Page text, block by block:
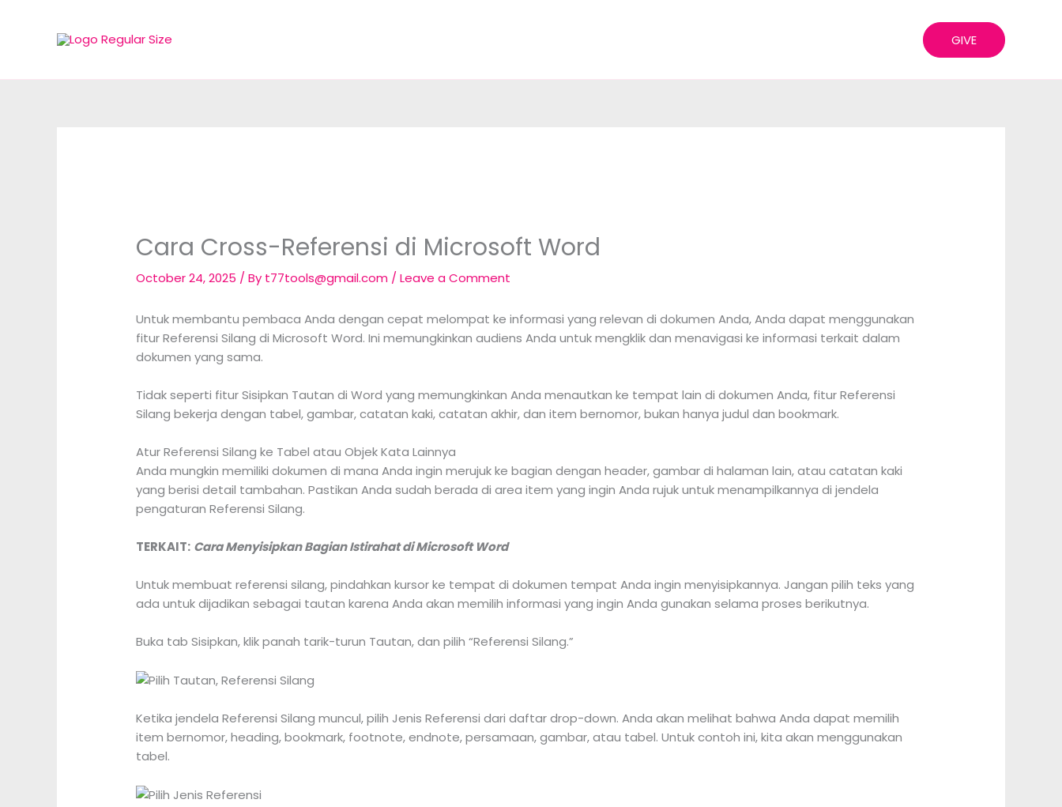
GIVE
Cara Cross-Referensi di Microsoft Word
October 24, 2025 / By t77tools@gmail.com /Leave a Comment
Untuk membantu pembaca Anda dengan cepat melompat ke informasi yang relevan di dokumen Anda, Anda dapat menggunakan
fitur Referensi Silang di Microsoft Word. Ini memungkinkan audiens Anda untuk mengklik dan menavigasi ke informasi terkait dalam
dokumen yang sama.
Tidak seperti fitur Sisipkan Tautan di Word yang memungkinkan Anda menautkan ke tempat lain di dokumen Anda, fitur Referensi
Silang bekerja dengan tabel, gambar, catatan kaki, catatan akhir, dan item bernomor, bukan hanya judul dan bookmark.
Atur Referensi Silang ke Tabel atau Objek Kata Lainnya
Anda mungkin memiliki dokumen di mana Anda ingin merujuk ke bagian dengan header, gambar di halaman lain, atau catatan kaki
yang berisi detail tambahan. Pastikan Anda sudah berada di area item yang ingin Anda rujuk untuk menampilkannya di jendela
pengaturan Referensi Silang.
TERKAIT: Cara Menyisipkan Bagian Istirahat di Microsoft Word
Untuk membuat referensi silang, pindahkan kursor ke tempat di dokumen tempat Anda ingin menyisipkannya. Jangan pilih teks yang
ada untuk dijadikan sebagai tautan karena Anda akan memilih informasi yang ingin Anda gunakan selama proses berikutnya.
Buka tab Sisipkan, klik panah tarik-turun Tautan, dan pilih “Referensi Silang.”
Ketika jendela Referensi Silang muncul, pilih Jenis Referensi dari daftar drop-down. Anda akan melihat bahwa Anda dapat memilih
item bernomor, heading, bookmark, footnote, endnote, persamaan, gambar, atau tabel. Untuk contoh ini, kita akan menggunakan
tabel.